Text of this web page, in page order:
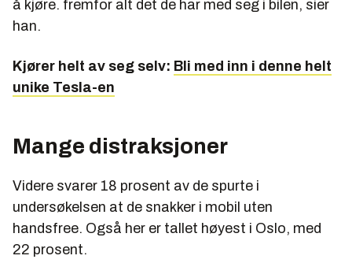
å kjøre. fremfor alt det de har med seg i bilen, sier
han.
Kjører helt av seg selv: Bli med inn i denne helt
unike Tesla-en
Mange distraksjoner
Videre svarer 18 prosent av de spurte i
undersøkelsen at de snakker i mobil uten
handsfree. Også her er tallet høyest i Oslo, med
22 prosent.